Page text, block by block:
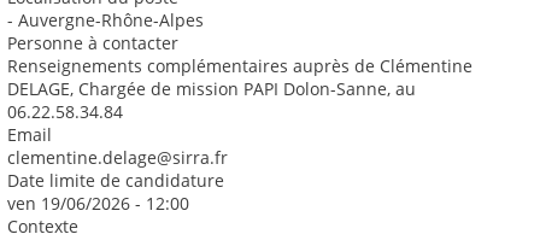
- Auvergne-Rhône-Alpes
Personne à contacter
Renseignements complémentaires auprès de Clémentine
DELAGE, Chargée de mission PAPI Dolon-Sanne, au
06.22.58.34.84
Email
clementine.delage@sirra.fr
Date limite de candidature
ven 19/06/2026 - 12:00
Contexte